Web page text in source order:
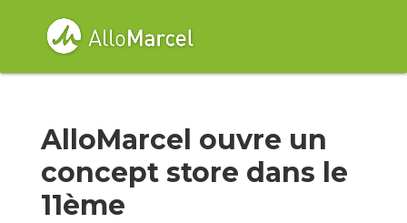
AlloMarcel ouvre un
concept store dans le
11ème